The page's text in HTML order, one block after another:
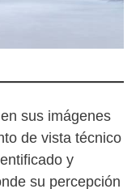
sus imágenes
de vista técnico
y
su percepción